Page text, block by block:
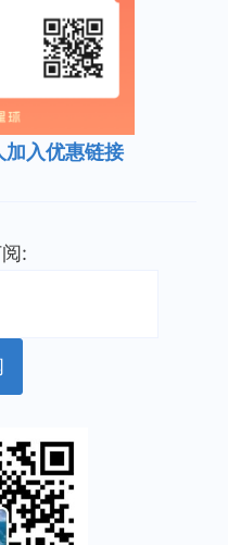
入优惠链接
: